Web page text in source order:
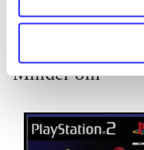
Minder om